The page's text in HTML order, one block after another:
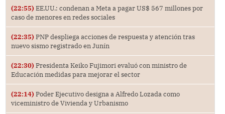
(22:55) EE.UU.: condenan a Meta a pagar US$ 567 millones por
caso de menores en redes sociales
(22:35) PNP despliega acciones de respuesta y atención tras
nuevo sismo registrado en Junín
(22:30) Presidenta Keiko Fujimori evaluó con ministro de
Educación medidas para mejorar el sector
(22:14) Poder Ejecutivo designa a Alfredo Lozada como
viceministro de Vivienda y Urbanismo